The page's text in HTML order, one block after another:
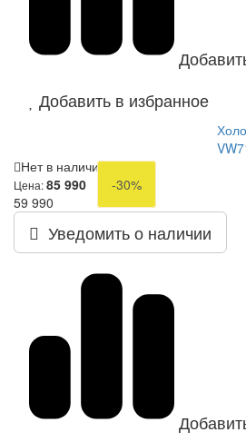
Добавить в избранное
Нет в наличии
Цена:85 990
-30%
59 990
Уведомить о наличии